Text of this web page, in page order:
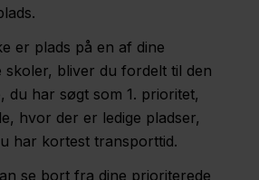
er plads på en af dine
skoler, bliver du fordelt til den
du har søgt som 1. prioritet,
hvor der er ledige pladser,
har kortest transporttid.
se bort fra dine prioriterede